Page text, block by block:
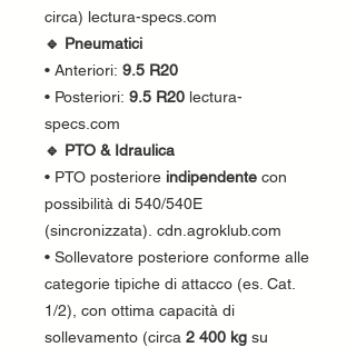
circa) lectura-specs.com
🔹 Pneumatici
• Anteriori: 9.5 R20
• Posteriori: 9.5 R20 lectura-
specs.com
🔹 PTO & Idraulica
• PTO posteriore indipendente con
possibilità di 540/540E
(sincronizzata). cdn.agroklub.com
• Sollevatore posteriore conforme alle
categorie tipiche di attacco (es. Cat.
1/2), con ottima capacità di
sollevamento (circa 2 400 kg su